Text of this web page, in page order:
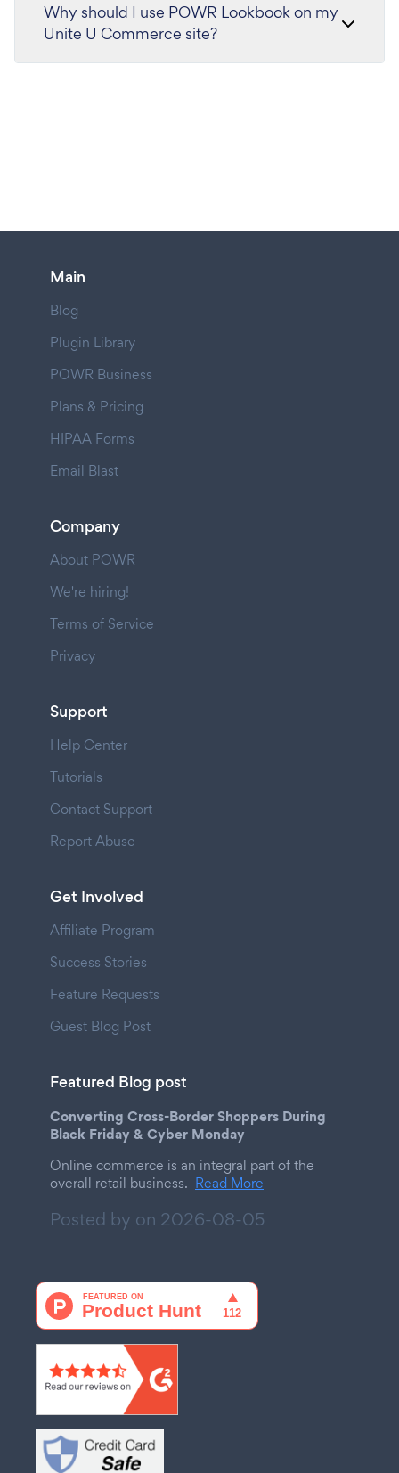
Why should I use POWR Lookbook on my
Unite U Commerce site?
Main
Blog
Plugin Library
POWR Business
Plans & Pricing
HIPAA Forms
Email Blast
Company
About POWR
We're hiring!
Terms of Service
Privacy
Support
Help Center
Tutorials
Contact Support
Report Abuse
Get Involved
Affiliate Program
Success Stories
Feature Requests
Guest Blog Post
Featured Blog post
Converting Cross-Border Shoppers During
Black Friday & Cyber Monday
Online commerce is an integral part of the
overall retail business. Read More
Posted by on 2026-08-05